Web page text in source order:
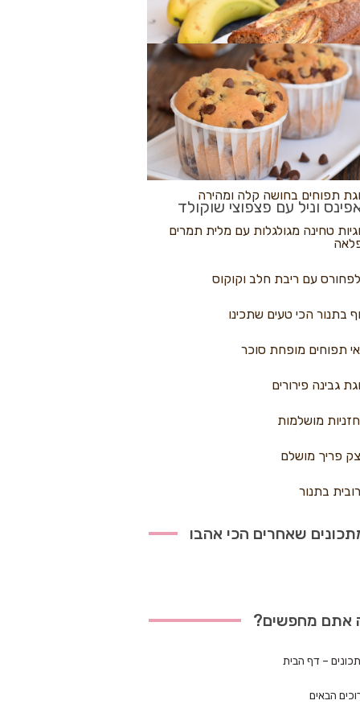
פיצה
בננות
וניל עם פצפוצי שוקולד
נקראים
תפוחים בחושה קלה ומהירה
טחינה מגולגלות עם מלית תמרים
עם ריבת חלב וקוקוס
בתנור הכי טעים שתכינו
תפוחים מופחת סוכר
גבינה פירורים
מושלמות
פריך מושלם
בתנור
שאחרים הכי אהבו
אתם מחפשים?
– דף הבית
הבאים